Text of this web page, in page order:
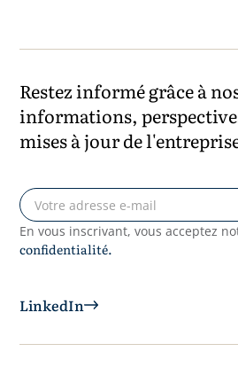
Restez informé grâce à
informations,
mises à jour de
En vous inscrivant, vous acceptez
confidentialité.
LinkedIn